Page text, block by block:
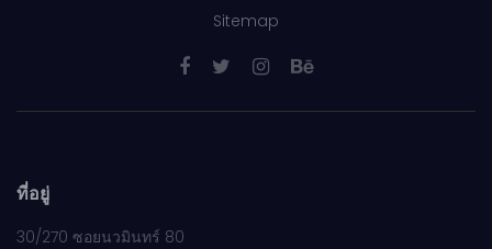
Sitemap
ที่อยู่
30/270 ซอยนวมินทร์ 80